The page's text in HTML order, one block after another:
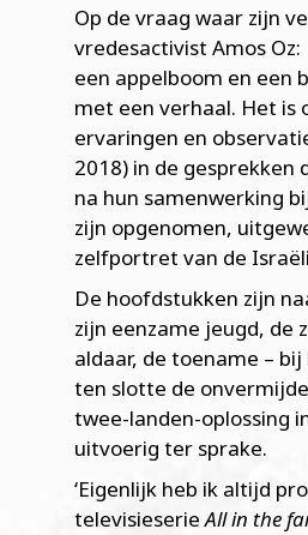
Op de vraag waar zijn
vredesactivist Amos
een appelboom en een
met een verhaal. Het
ervaringen en
2018) in de gesprekken
na hun samenwerking
zijn opgenomen,
zelfportret van de
De hoofdstukken zijn
zijn eenzame jeugd, de
aldaar, de toename –
ten slotte de
twee-landen-oplossing
uitvoerig ter sprake.
‘Eigenlijk heb ik altijd
televisieserieAll in the